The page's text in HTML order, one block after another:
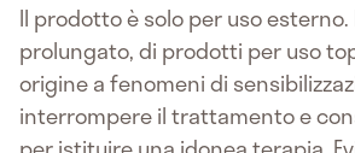
Il prodotto è solo per uso esterno.
prolungato, di prodotti per uso
origine a fenomeni di
interrompere il trattamento e